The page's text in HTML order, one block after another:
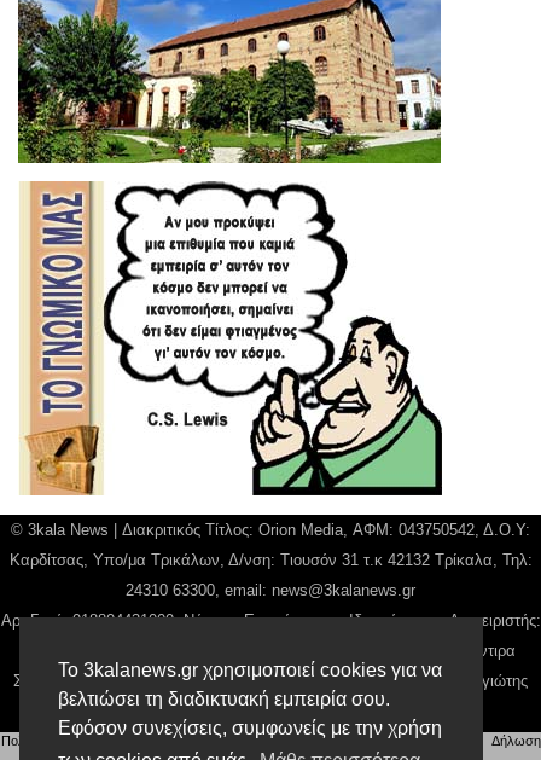
Το 3kalanews.gr χρησιμοποιεί cookies για να
βελτιώσει τη διαδικτυακή εμπειρία σου.
Εφόσον συνεχίσεις, συμφωνείς με την χρήση
© 3kala News | Διακριτικός Τίτλος: Orion Media, ΑΦΜ: 043750542, Δ.Ο.Υ:
Καρδίτσας, Υπο/μα Τρικάλων, Δ/νση: Τιουσόν 31 τ.κ 42132 Τρίκαλα, Τηλ:
24310 63300, email: news@3kalanews.gr
Αρ. Γεμή: 018804431000, Νόμιμος Εκπρόσωπος, Ιδιοκτήτης και Διαχειριστής:
Παναγιώτης Φιλίππου, Διευθύντρια: Γιαννουσά Βασιλική, Διευθύντιρα
Σύνταξης: Μπαλαμπάνη Βασιλική. Δικαιούχος domain name Παναγιώτης
Φιλίππου
Πολιτική απορρήτου Αίτηση Διαχείρισης Προσωπικών Δεδομένων |Όροι χρήσης
Δήλωση